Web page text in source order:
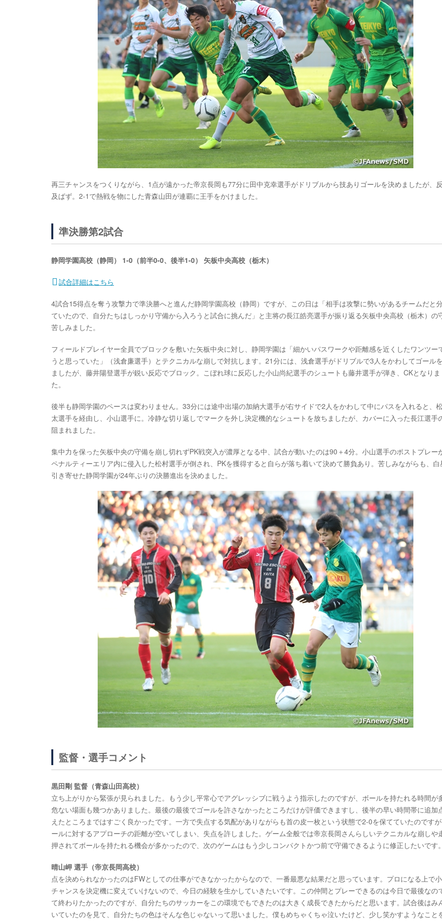
再三チャンスをつくりながら、1点が遠かった帝京長岡も77分に田中克幸選手がドリブルから技ありゴールを決めましたが、
及ばず。2-1で熱戦を物にした青森山田が連覇に王手をかけました。
準決勝第2試合
静岡学園高校（静岡） 1-0（前半0-0、後半1-0） 矢板中央高校（栃木）
試合詳細はこちら
4試合15得点を奪う攻撃力で準決勝へと進んだ静岡学園高校（静岡）ですが、この日は「相手は攻撃に勢いがあるチームだと
ていたので、自分たちはしっかり守備から入ろうと試合に挑んだ」と主将の長江皓亮選手が振り返る矢板中央高校（栃木）の
苦しみました。
フィールドプレイヤー全員でブロックを敷いた矢板中央に対し、静岡学園は「細かいパスワークや距離感を近くしたワンツー
うと思っていた」（浅倉廉選手）とテクニカルな崩しで対抗します。21分には、浅倉選手がドリブルで3人をかわしてゴール
ましたが、藤井陽登選手が鋭い反応でブロック。こぼれ球に反応した小山尚紀選手のシュートも藤井選手が弾き、CKとなり
た。
後半も静岡学園のペースは変わりません。33分には途中出場の加納大選手が右サイドで2人をかわして中にパスを入れると、
太選手を経由し、小山選手に。冷静な切り返しでマークを外し決定機的なシュートを放ちましたが、カバーに入った長江選手
阻まれました。
集中力を保った矢板中央の守備を崩し切れずPK戦突入が濃厚となる中、試合が動いたのは90＋4分。小山選手のポストプレー
ペナルティーエリア内に侵入した松村選手が倒され、PKを獲得すると自らが落ち着いて決めて勝負あり。苦しみながらも、白
引き寄せた静岡学園が24年ぶりの決勝進出を決めました。
監督・選手コメント
黒田剛 監督（青森山田高校）
立ち上がりから緊張が見られました。もう少し平常心でアグレッシブに戦うよう指示したのですが、ボールを持たれる時間が
危ない場面も幾つかありました。最後の最後でゴールを許さなかったところだけが評価できますし、後半の早い時間帯に追加
えたところまではすごく良かったです。一方で失点する気配がありながらも首の皮一枚という状態で2-0を保てていたのです
ールに対するアプローチの距離が空いてしまい、失点を許しました。ゲーム全般では帝京長岡さんらしいテクニカルな崩しや
押されてボールを持たれる機会が多かったので、次のゲームはもう少しコンパクトかつ前で守備できるように修正したいです
晴山岬 選手（帝京長岡高校）
点を決められなかったのはFWとしての仕事ができなかったからなので、一番最悪な結果だと思っています。プロになる上で
チャンスを決定機に変えていけないので、今日の経験を生かしていきたいです。この仲間とプレーできるのは今日で最後なの
て終わりたかったのですが、自分たちのサッカーをこの環境でもできたのは大きく成長できたからだと思います。試合後はみ
いていたのを見て、自分たちの色はそんな色じゃないって思いました。僕もめちゃくちゃ泣いたけど、少し笑かすようなこと